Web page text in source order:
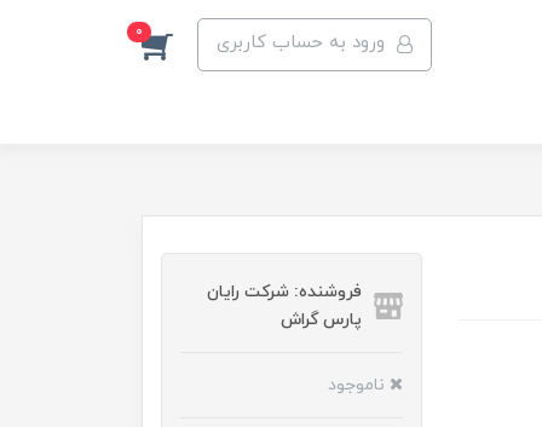
ورود به حساب کاربری 0
فروشنده: شرکت رایان
پارس گراش
ناموجود